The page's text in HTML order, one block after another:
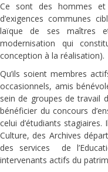
Ce sont des hommes
d’exigences communes
laïque de ses maîtres
modernisation qui
conception à la réalisation).
Qu’ils soient membres
occasionnels, amis
sein de groupes de travail
bénéficier du concours
celui d’étudiants
Culture, des Archives
des services de
intervenants actifs du